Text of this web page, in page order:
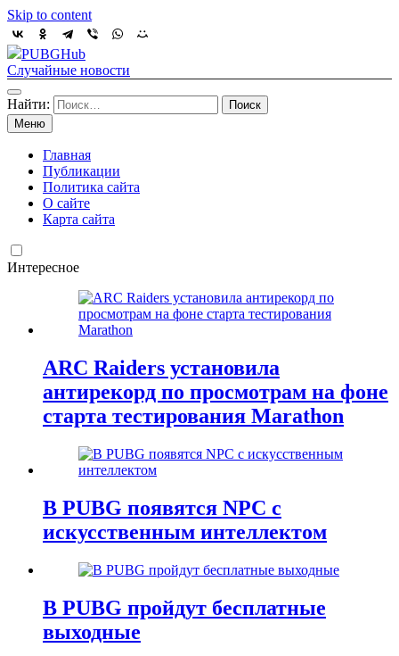
Skip to content
PUBGHub
Случайные новости
Найти:
Меню
Главная
Публикации
Политика сайта
О сайте
Карта сайта
Интересное
ARC Raiders установила
антирекорд по просмотрам на фоне
старта тестирования Marathon
В PUBG появятся NPC с
искусственным интеллектом
В PUBG пройдут бесплатные
выходные